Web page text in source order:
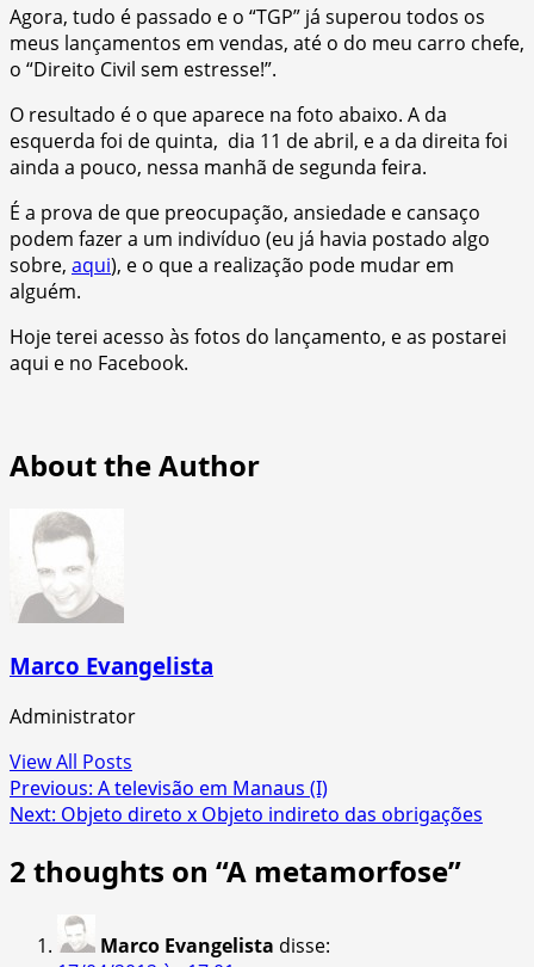
Agora, tudo é passado e o “TGP” já superou todos os
meus lançamentos em vendas, até o do meu carro chefe,
o “Direito Civil sem estresse!”.
O resultado é o que aparece na foto abaixo. A da
esquerda foi de quinta, dia 11 de abril, e a da direita foi
ainda a pouco, nessa manhã de segunda feira.
É a prova de que preocupação, ansiedade e cansaço
podem fazer a um indivíduo (eu já havia postado algo
sobre, aqui), e o que a realização pode mudar em
alguém.
Hoje terei acesso às fotos do lançamento, e as postarei
aqui e no Facebook.
About the Author
Marco Evangelista
Administrator
View All Posts
Post
navigation
Previous: A televisão em Manaus (I)
Next: Objeto direto x Objeto indireto das obrigações
2 thoughts on “A metamorfose”
Marco Evangelista disse: